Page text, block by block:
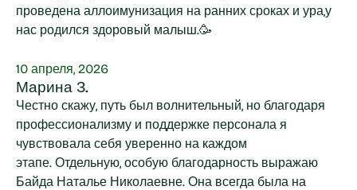
проведена аллоимунизация на ранних сроках и ура,у
нас родился здоровый малыш.🥳
10 апреля, 2026
Марина З.
Честно скажу, путь был волнительный, но благодаря
профессионализму и поддержке персонала я
чувствовала себя уверенно на каждом
этапе. Отдельную, особую благодарность выражаю
Байда Наталье Николаевне. Она всегда была на